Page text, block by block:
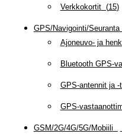
Verkkokortit(15)
GPS/Navigointi/Seuranta(
Ajoneuvo- ja
Bluetooth GPS-
GPS-antennit ja -
GPS-
GSM/2G/4G/5G/Mobiili